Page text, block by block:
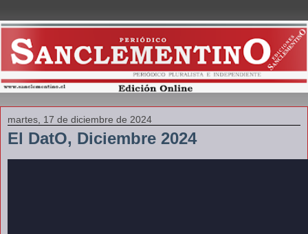
martes, 17 de diciembre de 2024
El DatO, Diciembre 2024